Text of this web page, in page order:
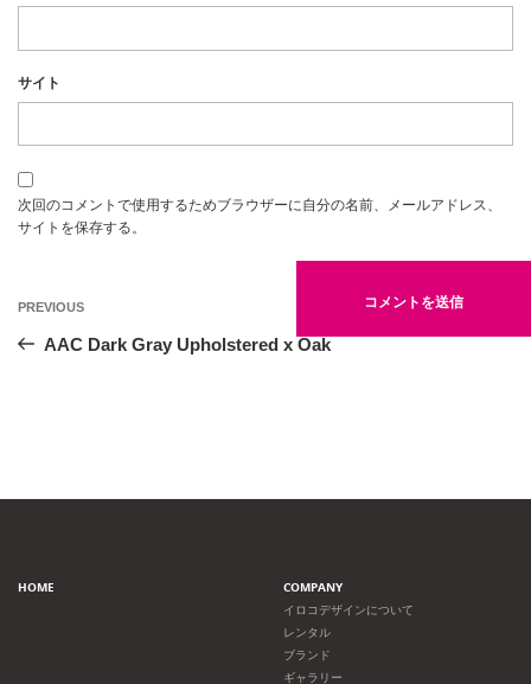
サイト
次回のコメントで使用するためブラウザーに自分の名前、メールアドレス、
サイトを保存する。
投
稿
ゲ
シ
Previous
PREVIOUS
AAC Dark Gray Upholstered x Oak
HOME
COMPANY
イロコデザインについて
レンタル
ブランド
ギャラリー